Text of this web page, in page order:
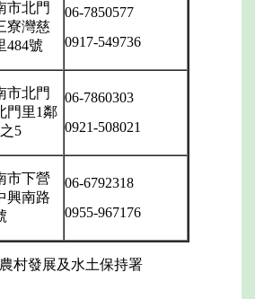
市北門
寮灣慈
484號
06-7850577
0917-549736
市北門
門里1鄰
5
06-7860303
0921-508021
市下營
興南路
06-6792318
0955-967176
村發展及水土保持署